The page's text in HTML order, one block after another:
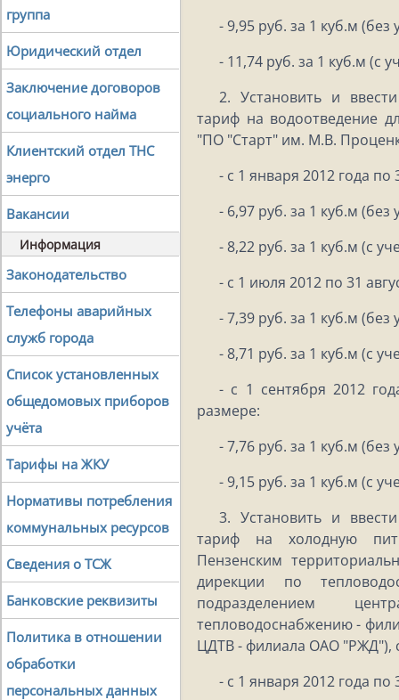
группа
Юридический отдел
Заключение договоров
социального найма
Клиентский отдел ТНС
энерго
Вакансии
Информация
Законодательство
Телефоны аварийных
служб города
Список установленных
общедомовых приборов
учёта
Тарифы на ЖКУ
Нормативы потребления
коммунальных ресурсов
Сведения о ТСЖ
Банковские реквизиты
Политика в отношении
обработки
персональных данных
- 9,95 руб. за 1 куб.м (без
- 11,74 руб. за 1 куб.м (с
2. Установить и
тариф на водоотведение
"ПО "Старт" им. М.В.
- с 1 января 2012 года
- 6,97 руб. за 1 куб.м (без
- 8,22 руб. за 1 куб.м (с
- с 1 июля 2012 по 31
- 7,39 руб. за 1 куб.м (без
- 8,71 руб. за 1 куб.м (с
- с 1 сентября 2012
размере:
- 7,76 руб. за 1 куб.м (без
- 9,15 руб. за 1 куб.м (с
3. Установить и
тариф на холодную
Пензенским
дирекции по
подразделением
тепловодоснабжению -
ЦДТВ - филиала ОАО "РЖД"),
- с 1 января 2012 года